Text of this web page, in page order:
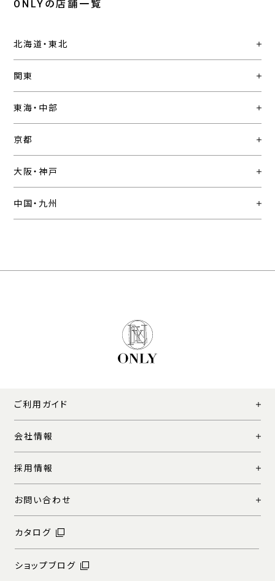
ONLYの店舗一覧
北海道・東北
関東
東海・中部
京都
大阪・神戸
中国・九州
ご利用ガイド
会社情報
採用情報
お問い合わせ
カタログ
ショップブログ